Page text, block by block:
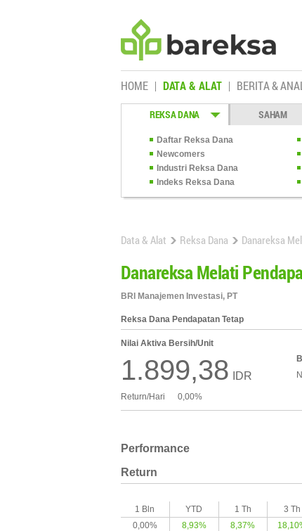
HOME DATA & ALAT BERITA &
REKSA DANA SAHAM
Daftar Reksa Dana
Newcomers
Industri Reksa Dana
Indeks Reksa Dana
Data & Alat Reksa Dana Danareksa
Danareksa Melati
BRI Manajemen Investasi, PT
Reksa Dana Pendapatan Tetap
Nilai Aktiva Bersih/Unit
1.899,38 IDR
Return/Hari 0,00%
Performance
Return
1 Bln YTD 1 Th 3 Th
0,00%
8,93% 8,37%